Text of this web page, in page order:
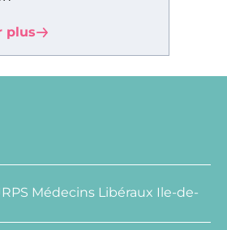
plus
Médecins Libéraux Ile-de-